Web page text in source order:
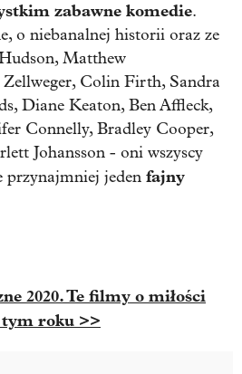
zabawne komedie.
o niebanalnej historii oraz ze
Matthew
Zellweger, Colin Firth, Sandra
Diane Keaton,Ben Affleck,
Connelly, Bradley Cooper,
Johansson - oni wszyscy
przynajmniej jeden fajny
2020. Te filmy o miłości
tym roku >>